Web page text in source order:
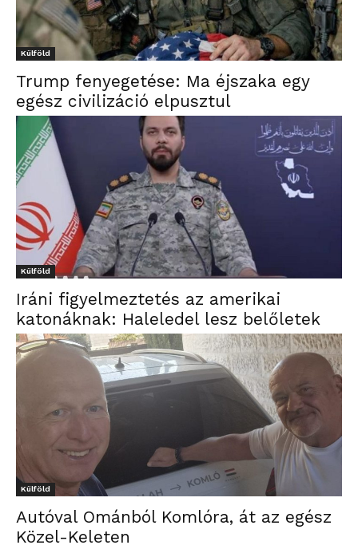
Külföld
Trump fenyegetése: Ma éjszaka egy
egész civilizáció elpusztul
Külföld
Iráni figyelmeztetés az amerikai
katonáknak: Haleledel lesz belőletek
Külföld
Autóval Ománból Komlóra, át az egész
Közel-Keleten